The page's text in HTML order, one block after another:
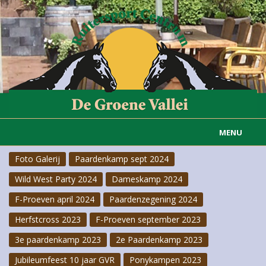
MENU
Home
Informatie
Actueel
Rijvereniging
Foto Galerij
Paardenkamp sept 2024
Wild West Party 2024
Dameskamp 2024
F-Proeven april 2024
Paardenzegening 2024
Herfstcross 2023
F-Proeven september 2023
3e paardenkamp 2023
2e Paardenkamp 2023
Jubileumfeest 10 jaar GVR
Ponykampen 2023